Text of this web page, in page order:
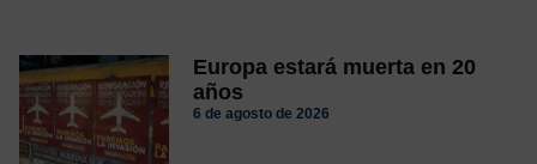
Europa estará muerta en 20
años
6 de agosto de 2026